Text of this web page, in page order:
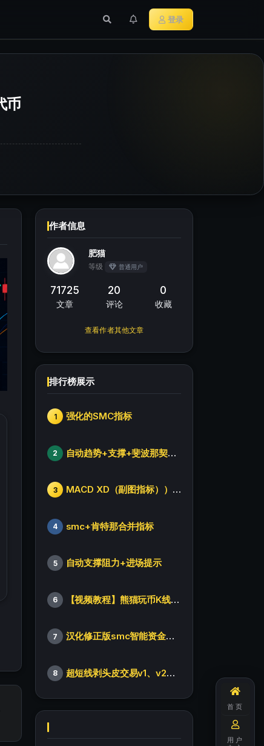
登录
币
作者信息
肥猫
等级 普通用户
71725
文章
20
评论
0
收藏
查看作者其他文章
排行榜展示
1 强化的SMC指标
2 自动趋势+支撑+斐波那契+箱体
3 MACD XD（副图指标））修改版
4 smc+肯特那合并指标
5 自动支撑阻力+进场提示
6 【视频教程】熊猫玩币K线后的秘密（全集）
7 汉化修正版smc智能资金订单指标
8 超短线剥头皮交易v1、v2版本
首页
用户